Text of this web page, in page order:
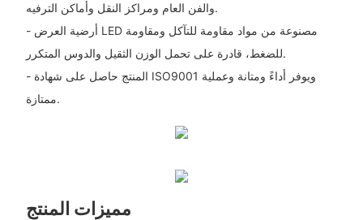
والفن العام ومراكز النقل وأماكن الترفيه.
- أرضية العرض LED مصنوعة من مواد مقاومة للتآكل ومقاومة
للضغط، قادرة على تحمل الوزن الثقيل والدوس المتكرر.
- المنتج حاصل على شهادة ISO9001 ويوفر أداءً ومتانة وعملية
ممتازة.
مميزات المنتج